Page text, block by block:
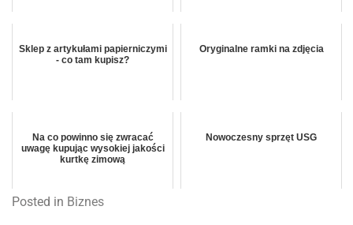
Sklep z artykułami papierniczymi
- co tam kupisz?
Oryginalne ramki na zdjęcia
Na co powinno się zwracać
uwagę kupując wysokiej jakości
kurtkę zimową
Nowoczesny sprzęt USG
Posted in Biznes